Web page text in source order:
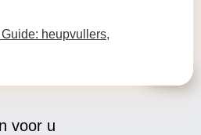
heupvullers,
voor u